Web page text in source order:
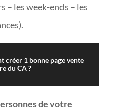
– les week-ends – les
créer 1 bonne page vente
du CA ?
de votre